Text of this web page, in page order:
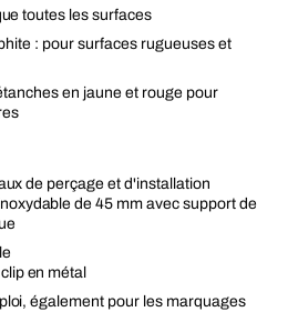
toutes les surfaces
: pour surfaces rugueuses et
en jaune et rouge pour
de perçage et d'installation
de 45 mm avec support de
en métal
également pour les marquages